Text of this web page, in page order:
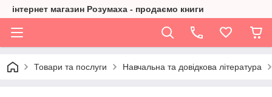
інтернет магазин Розумаха - продаємо книги
Товари та послуги Навчальна та довідкова література